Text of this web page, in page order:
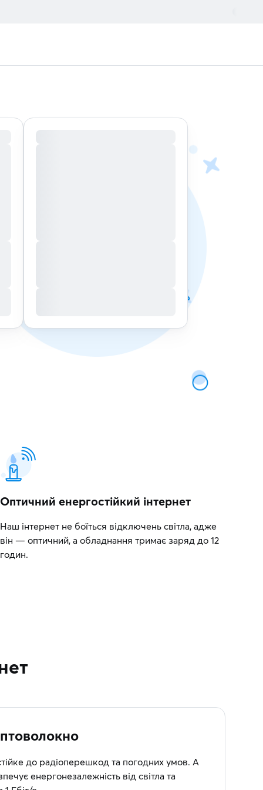
Оптичний енергостійкий інтернет
Наш інтернет не боїться відключень світла, адже
він — оптичний, а обладнання тримає заряд до 12
годин.
до радіоперешкод та погодних умов. А
енергонезалежність від світла та